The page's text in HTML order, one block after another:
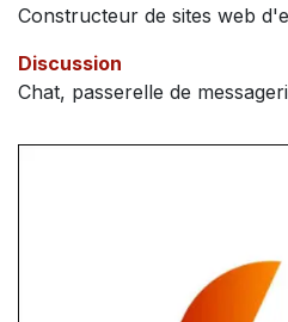
Constructeur de sites web
Discussion
Chat, passerelle de